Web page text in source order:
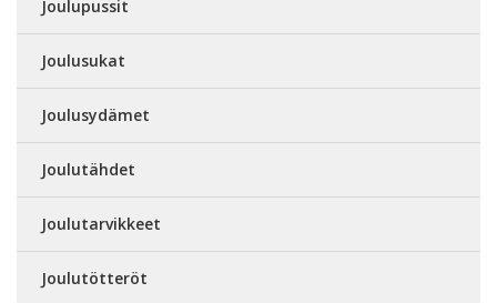
Joulupussit
Joulusukat
Joulusydämet
Joulutähdet
Joulutarvikkeet
Joulutötteröt